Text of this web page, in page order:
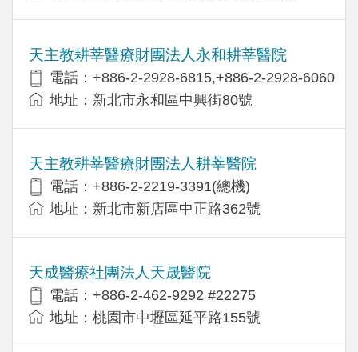
天主教耕莘醫療財團法人永和耕莘醫院
電話：+886-2-2928-6815,+886-2-2928-6060
地址：新北市永和區中興街80號
天主教耕莘醫療財團法人耕莘醫院
電話：+886-2-2219-3391(總機)
地址：新北市新店區中正路362號
天成醫療社團法人天晟醫院
電話：+886-2-462-9292 #22275
地址：桃園市中壢區延平路155號